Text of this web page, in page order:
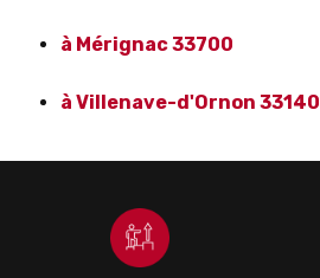
à Mérignac 33700
à Villenave-d'Ornon 33140